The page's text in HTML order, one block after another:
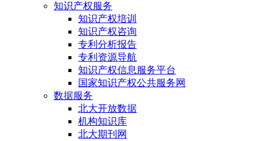
知识产权服务
知识产权培训
知识产权咨询
专利分析报告
专利资源导航
知识产权信息服务平台
国家知识产权公共服务网
数据服务
北大开放数据
机构知识库
北大期刊网